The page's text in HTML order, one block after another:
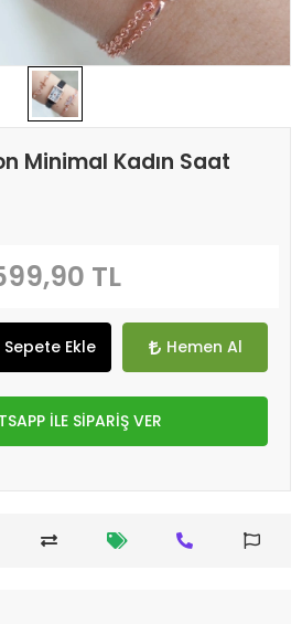
Minimal Kadın Saat
TL
Sepete Ekle Hemen Al
İLE SİPARİŞ VER